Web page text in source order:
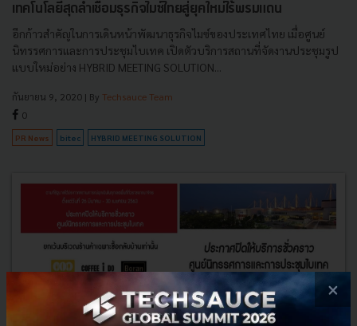
เทคโนโลยีสุดล้ำเชื่อมธุรกิจไมซ์ไทยสู่ยุคใหม่ไร้พรมแดน
อีกก้าวสำคัญในการเดินหน้าพัฒนาธุรกิจไมซ์ของประเทศไทย เมื่อศูนย์
นิทรรศการและการประชุมไบเทค เปิดตัวบริการสถานที่จัดงานประชุมรูป
แบบใหม่อย่าง HYBRID MEETING SOLUTION...
กันยายน 9, 2020 | By Techsauce Team
0
PR News bitec HYBRID MEETING SOLUTION
×